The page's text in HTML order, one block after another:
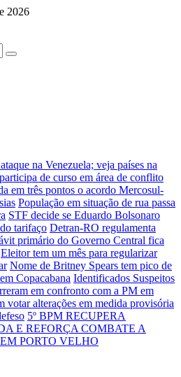
2026
na Venezuela; veja países na
de curso em área de conflito
em três pontos o acordo Mercosul-
População em situação de rua passa
STF decide se Eduardo Bolsonaro
tarifaço Detran-RO regulamenta
primário do Governo Central fica
Eleitor tem um mês para regularizar
Nome de Britney Spears tem pico de
Copacabana Identificados Suspeitos
em confronto com a PM em
votar alterações em medida provisória
5º BPM RECUPERA
E REFORÇA COMBATE A
PORTO VELHO